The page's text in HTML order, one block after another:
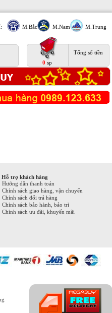
M.Bắc M.Nam
M.Trung
0 sp
Tổng số tiền
Hỗ trợ khách hàng
Hướng dẫn thanh toán
Chính sách giao hàng, vận chuyển
Chính sách đổi trả hàng
Chính sách bảo hành, bảo trì
Chính sách ưu đãi, khuyến mãi